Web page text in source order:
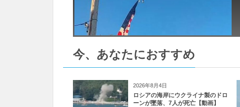
今、あなたにおすすめ
2026年8月4日
ロシアの海岸にウクライナ製のドロ
ーンが墜落、7人が死亡【動画】